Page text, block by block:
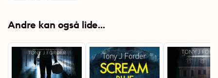
Andre kan også lide...